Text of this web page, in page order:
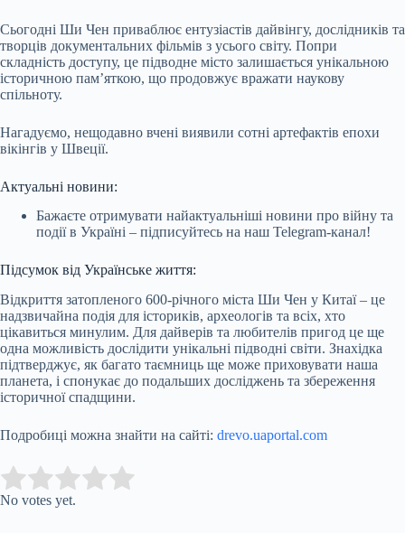
Сьогодні Ши Чен приваблює ентузіастів дайвінгу, дослідників та
творців документальних фільмів з усього світу. Попри
складність доступу, це підводне місто залишається унікальною
історичною пам’яткою, що продовжує вражати наукову
спільноту.
Нагадуємо, нещодавно вчені виявили сотні артефактів епохи
вікінгів у Швеції.
Актуальні новини:
Бажаєте отримувати найактуальніші новини про війну та
події в Україні – підписуйтесь на наш Telegram-канал!
Підсумок від Українське життя:
Відкриття затопленого 600-річного міста Ши Чен у Китаї – це
надзвичайна подія для істориків, археологів та всіх, хто
цікавиться минулим. Для дайверів та любителів пригод це ще
одна можливість дослідити унікальні підводні світи. Знахідка
підтверджує, як багато таємниць ще може приховувати наша
планета, і спонукає до подальших досліджень та збереження
історичної спадщини.
Подробиці можна знайти на сайті: drevo.uaportal.com
Rate this item:
No votes yet.